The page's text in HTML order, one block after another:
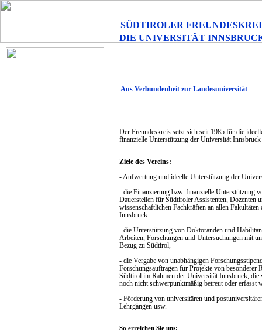
DIE UNIVERSITÄT
SÜDTIROLER
Aus Verbundenheit zur Landesuniversität
Der Freundeskreis setzt sich seit 1985 für die
finanzielle Unterstützung der Universität Innsbruck
Ziele des Vereins:
- Aufwertung und ideelle Unterstützung der
- die Finanzierung bzw. finanzielle Unterstützung
Dauerstellen für Südtiroler Assistenten, Dozenten
wissenschaftlichen Fachkräften an allen Fakultäten
Innsbruck
- die Unterstützung von Doktoranden und
Arbeiten, Forschungen und Untersuchungen mit
Bezug zu Südtirol,
- die Vergabe von unabhängigen
Forschungsaufträgen für Projekte von besonderer
Südtirol im Rahmen der Universität Innsbruck, die
noch nicht schwerpunktmäßig betreut oder erfasst
- Förderung von universitären und
Lehrgängen usw.
So erreichen Sie uns: